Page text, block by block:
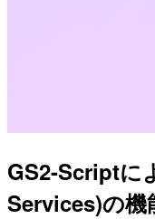
GS2-Scriptに
Services)の機